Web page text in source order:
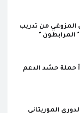
المزوغي من تدريب
المرابطون "
حملة حشد الدعم